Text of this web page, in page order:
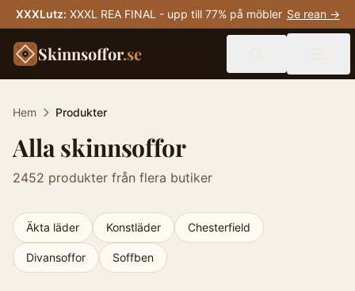
XXXLutz: XXXL REA FINAL - upp till 77% på möbler Se rean →
Skinnsoffor.se
Hem Produkter
Alla skinnsoffor
2452 produkter från flera butiker
Äkta läder Konstläder Chesterfield
Divansoffor Soffben